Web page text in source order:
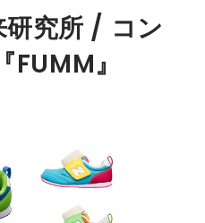
究所 / コン
』